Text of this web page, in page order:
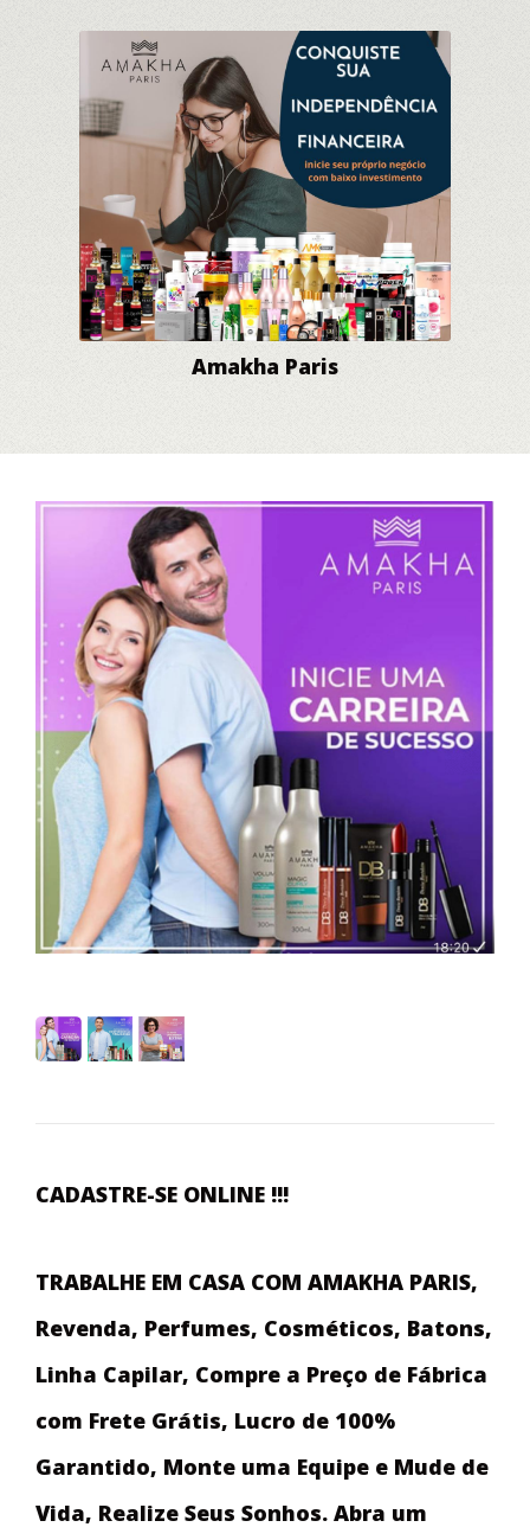
Amakha Paris
CADASTRE-SE ONLINE !!!
TRABALHE EM CASA COM AMAKHA PARIS,
Revenda, Perfumes, Cosméticos, Batons,
Linha Capilar, Compre a Preço de Fábrica
com Frete Grátis, Lucro de 100%
Garantido, Monte uma Equipe e Mude de
Vida, Realize Seus Sonhos. Abra um